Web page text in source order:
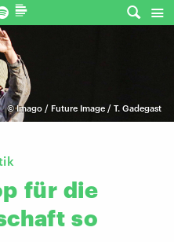
©Imago / Future Image / T. Gadegast
für die
so